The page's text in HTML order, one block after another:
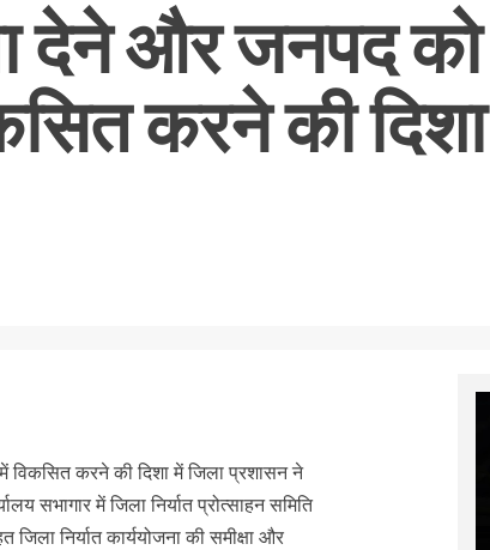
देने और जनपद
करने की
विकसित करने की दिशा में जिला प्रशासन ने
सभागार में जिला निर्यात प्रोत्साहन समिति
निर्यात कार्ययोजना की समीक्षा और